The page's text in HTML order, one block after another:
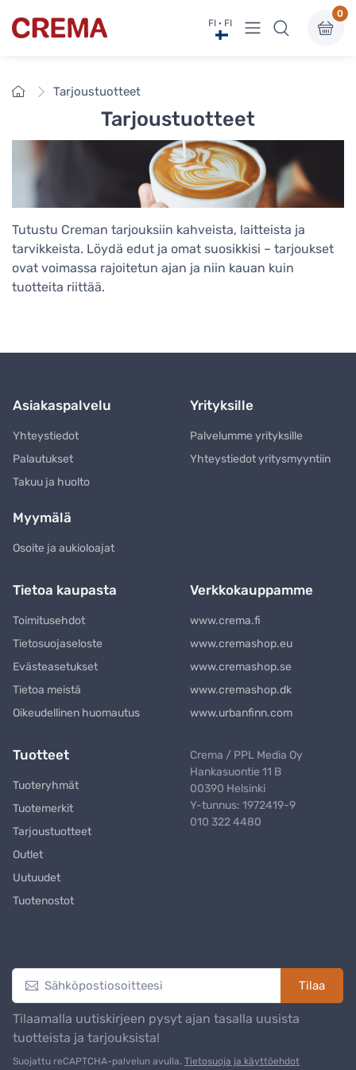
Crema FI · FI Näytä valikko
0
EtusivuTarjoustuotteet
Tarjoustuotteet
Tutustu Creman tarjouksiin kahveista, laitteista ja
tarvikkeista. Löydä edut ja omat suosikkisi – tarjoukset
ovat voimassa rajoitetun ajan ja niin kauan kuin
tuotteita riittää.
Asiakaspalvelu
Yhteystiedot
Palautukset
Takuu ja huolto
Yrityksille
Palvelumme yrityksille
Yhteystiedot yritysmyyntiin
Myymälä
Osoite ja aukioloajat
Tietoa kaupasta
Toimitusehdot
Tietosuojaseloste
Evästeasetukset
Tietoa meistä
Oikeudellinen huomautus
Verkkokauppamme
www.crema.fi
www.cremashop.eu
www.cremashop.se
www.cremashop.dk
www.urbanfinn.com
Tuotteet
Tuoteryhmät
Tuotemerkit
Tarjoustuotteet
Outlet
Uutuudet
Tuotenostot
Crema / PPL Media Oy
Hankasuontie 11 B
00390 Helsinki
Y-tunnus: 1972419-9
010 322 4480
Tilaa
Tilaamalla uutiskirjeen pysyt ajan tasalla uusista
tuotteista ja tarjouksista!
Suojattu reCAPTCHA-palvelun avulla. Tietosuoja ja käyttöehdot